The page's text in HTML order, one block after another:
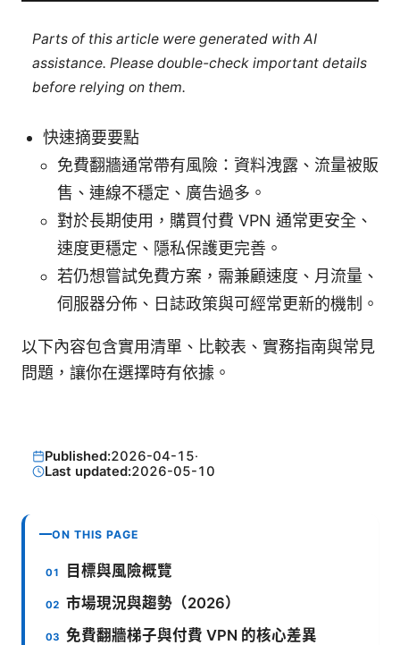
Parts of this article were generated with AI
assistance. Please double-check important details
before relying on them.
快速摘要要點
免費翻牆通常帶有風險：資料洩露、流量被販
售、連線不穩定、廣告過多。
對於長期使用，購買付費 VPN 通常更安全、
速度更穩定、隱私保護更完善。
若仍想嘗試免費方案，需兼顧速度、月流量、
伺服器分佈、日誌政策與可經常更新的機制。
以下內容包含實用清單、比較表、實務指南與常見
問題，讓你在選擇時有依據。
Published:2026-04-15·
Last updated:2026-05-10
ON THIS PAGE
目標與風險概覽
市場現況與趨勢（2026）
免費翻牆梯子與付費 VPN 的核心差異